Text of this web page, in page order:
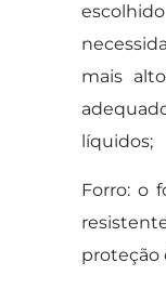
mais
líquidos;
Forro: o
proteção